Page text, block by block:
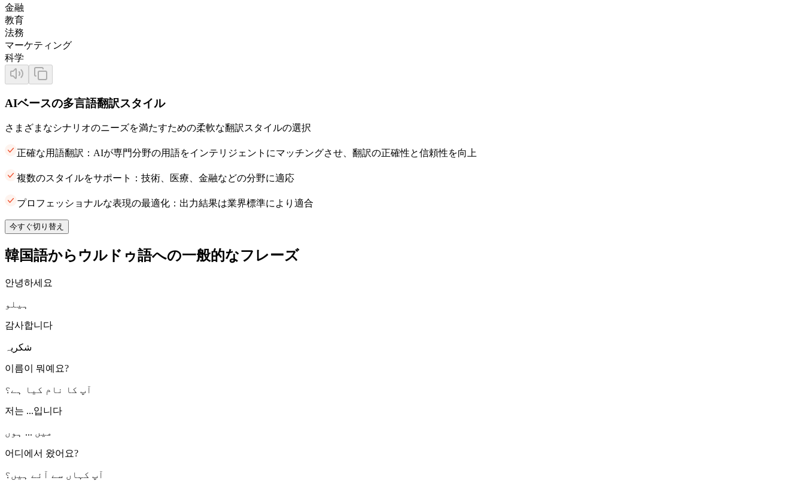
金融
教育
法務
マーケティング
科学
AIベースの多言語翻訳スタイル
さまざまなシナリオのニーズを満たすための柔軟な翻訳スタイルの選択
正確な用語翻訳：AIが専門分野の用語をインテリジェントにマッチングさせ、翻訳の正確性と信頼性を向上
複数のスタイルをサポート：技術、医療、金融などの分野に適応
プロフェッショナルな表現の最適化：出力結果は業界標準により適合
今すぐ切り替え
韓国語からウルドゥ語への一般的なフレーズ
안녕하세요
ہیلو
감사합니다
شکریہ
이름이 뭐예요?
آپ کا نام کیا ہے؟
저는 ...입니다
میں ... ہوں
어디에서 왔어요?
آپ کہاں سے آئے ہیں؟